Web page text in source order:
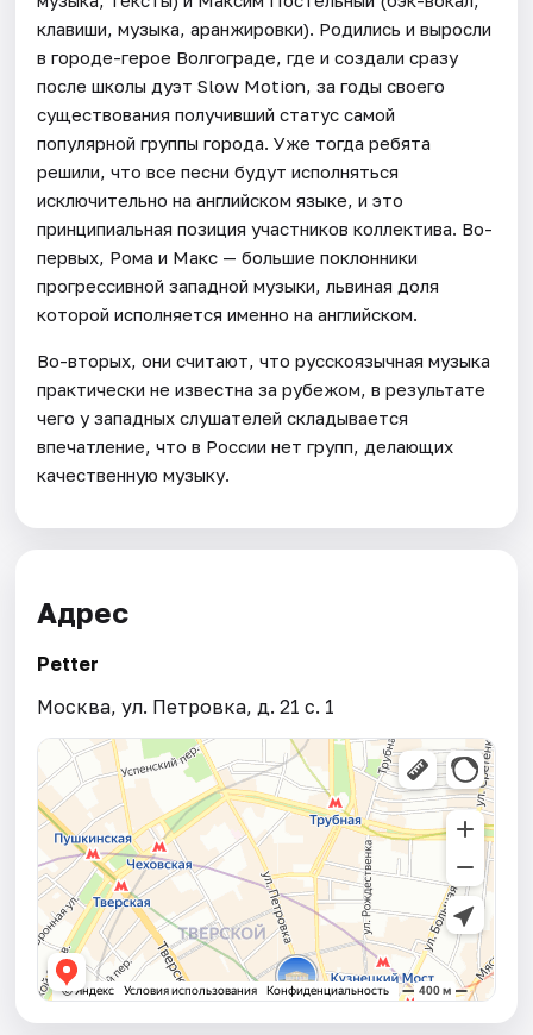
клавиши, музыка, аранжировки). Родились и выросли
в городе-герое Волгограде, где и создали сразу
после школы дуэт Slow Motion, за годы своего
существования получивший статус самой
популярной группы города. Уже тогда ребята
решили, что все песни будут исполняться
исключительно на английском языке, и это
принципиальная позиция участников коллектива. Во-
первых, Рома и Макс — большие поклонники
прогрессивной западной музыки, львиная доля
которой исполняется именно на английском.
Во-вторых, они считают, что русскоязычная музыка
практически не известна за рубежом, в результате
чего у западных слушателей складывается
впечатление, что в России нет групп, делающих
качественную музыку.
Адрес
Petter
Москва, ул. Петровка, д. 21 с. 1